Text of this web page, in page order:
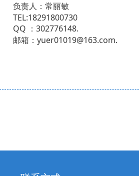
责人：常丽敏
：302776148.
箱：yuer01019@163.com.